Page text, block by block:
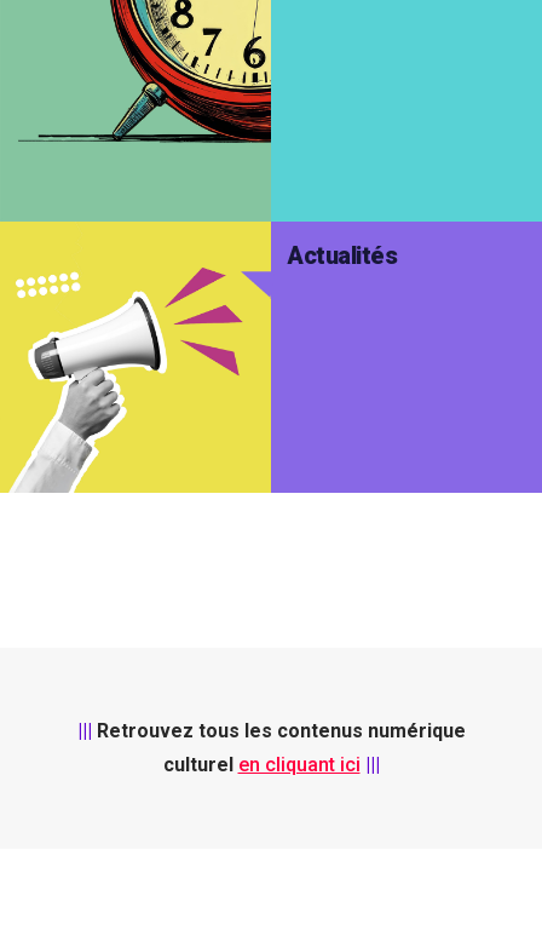
Actualités
||| Retrouvez tous les contenus numérique
culturel en cliquant ici |||